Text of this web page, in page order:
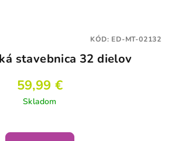
stavebnica 32 dielov
59,99 €
Skladom
KÓD: ED-MT-02132